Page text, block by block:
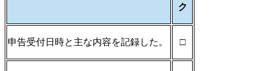
ク
申告受付日時と主な内容を記録した。 □